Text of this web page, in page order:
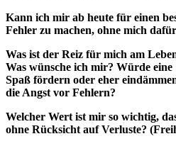
Kann ich mir ab heute für einen
Fehler zu machen, ohne mich
Was ist der Reiz für mich am
Was wünsche ich mir? Würde eine
Spaß fördern oder eher
die Angst vor Fehlern?
Welcher Wert ist mir so wichtig,
ohne Rücksicht auf Verluste?